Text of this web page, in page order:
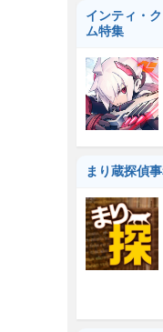
インティ・
ム特集
まり蔵探偵